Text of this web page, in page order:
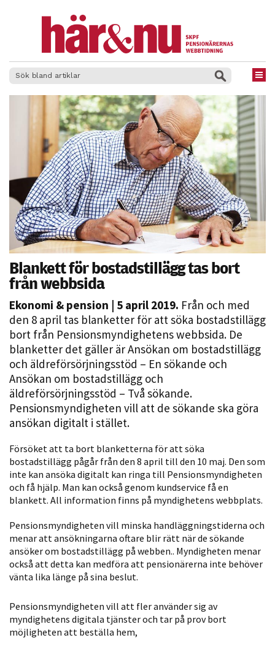
Blankett för bostadstillägg tas bort
från webbsida
Ekonomi & pension | 5 april 2019. Från och med
den 8 april tas blanketter för att söka bostadstillägg
bort från Pensionsmyndighetens webbsida. De
blanketter det gäller är Ansökan om bostadstillägg
och äldreförsörjningsstöd – En sökande och
Ansökan om bostadstillägg och
äldreförsörjningsstöd – Två sökande.
Pensionsmyndigheten vill att de sökande ska göra
ansökan digitalt i stället.
Försöket att ta bort blanketterna för att söka
bostadstillägg pågår från den 8 april till den 10 maj. Den som
inte kan ansöka digitalt kan ringa till Pensionsmyndigheten
och få hjälp. Man kan också genom kundservice få en
blankett. All information finns på myndighetens webbplats.
Pensionsmyndigheten vill minska handläggningstiderna och
menar att ansökningarna oftare blir rätt när de sökande
ansöker om bostadstillägg på webben.. Myndigheten menar
också att detta kan medföra att pensionärerna inte behöver
vänta lika länge på sina beslut.
Pensionsmyndigheten vill att fler använder sig av
myndighetens digitala tjänster och tar på prov bort
möjligheten att beställa hem,
Nödvändiga
Dessa kakor
välja bort. De
behövs för
att hemsidan
över huvud
taget ska
fungera.
Statistik
förbättra
hemsidans